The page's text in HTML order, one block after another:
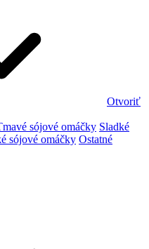
Otvoriť
sójové omáčky Sladké
sójové omáčky Ostatné